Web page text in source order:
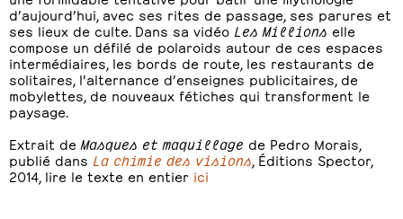
d’aujourd’hui, avec ses rites de passage, ses parures et
ses lieux de culte. Dans sa vidéo Les Millions elle
compose un défilé de polaroids autour de ces espaces
intermédiaires, les bords de route, les restaurants de
solitaires, l’alternance d’enseignes publicitaires, de
mobylettes, de nouveaux fétiches qui transforment le
paysage.
Extrait de Masques et maquillage de Pedro Morais,
publié dans La chimie des visions , Éditions Spector,
2014, lire le texte en entier ici